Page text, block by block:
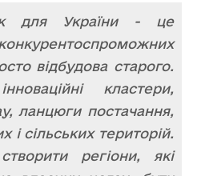
для України - це
відбудова старого.
кластери,
ланцюги постачання,
і сільських територій.
регіони, які